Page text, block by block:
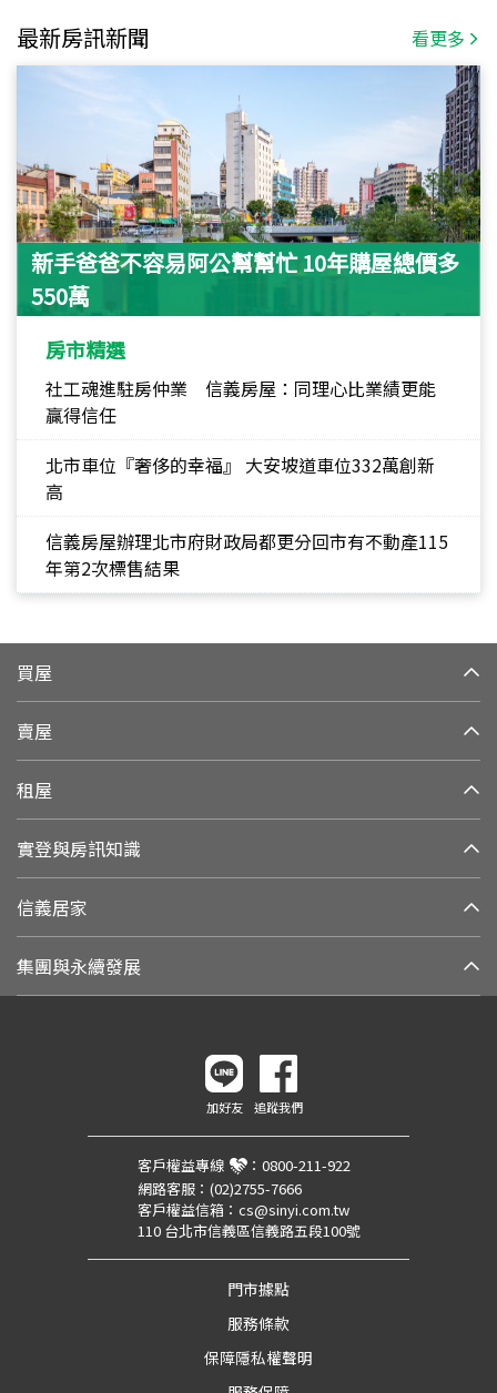
最新房訊新聞 看更多
新手爸爸不容易阿公幫幫忙 10年購屋總價多
550萬
房市精選
社工魂進駐房仲業 信義房屋：同理心比業績更能
贏得信任
北市車位『奢侈的幸福』 大安坡道車位332萬創新
高
信義房屋辦理北市府財政局都更分回市有不動產115
年第2次標售結果
買屋
賣屋
租屋
實登與房訊知識
信義居家
集團與永續發展
加好友 追蹤我們
客戶權益專線 ： 0800-211-922
網路客服： (02)2755-7666
客戶權益信箱： cs@sinyi.com.tw
110 台北市信義區信義路五段100號
門市據點
服務條款
保障隱私權聲明